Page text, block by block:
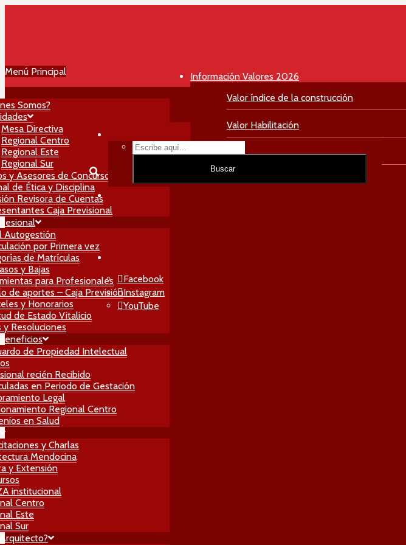
Información Valores 2026
Valor índice de la construcción
Valor Habilitación
Valor Matriculación
Buscar
Facebook
Instagram
YouTube
Menú Principal
Somos?
Mesa Directiva
Regional Centro
Regional Este
Regional Sur
y Asesores de Concursos
de Ética y Disciplina
Revisora de Cuentas
Caja Previsional
Autogestión
por Primera vez
de Matrículas
y Bajas
para Profesionales
de aportes – Caja Previsión
y Honorarios
de Estado Vitalicio
y Resoluciones
de Propiedad Intelectual
recién Recibido
en Periodo de Gestación
Legal
Regional Centro
en Salud
y Charlas
Mendocina
y Extensión
institucional
Centro
Este
Sur